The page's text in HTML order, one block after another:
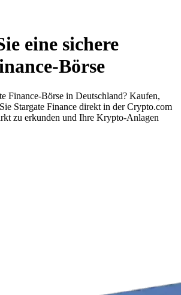
eine sichere
Börse
Finance-Börse in Deutschland? Kaufen,
Stargate Finance direkt in der Crypto.com
zu erkunden und Ihre Krypto-Anlagen